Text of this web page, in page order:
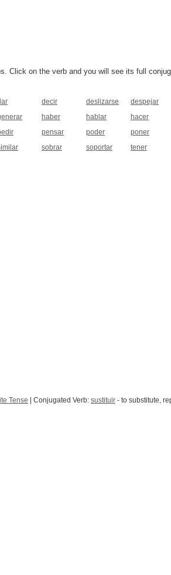
Click on the verb and you will see its full
decir deslizarse despejar
haber hablar hacer
pensar poder poner
sobrar soportar tener
Tense | Conjugated Verb: sustituir - to substitute,